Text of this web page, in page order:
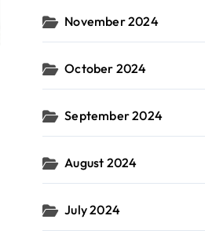
November 2024
October 2024
September 2024
August 2024
July 2024